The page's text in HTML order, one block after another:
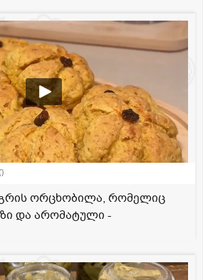
ორცხობილა, რომელიც
და არომატული -